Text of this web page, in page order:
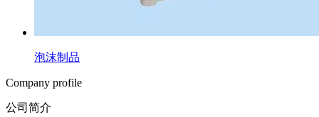
泡沫制品
Company profile
公司简介